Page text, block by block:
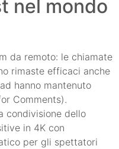
nel mondo
da remoto: le chiamate
rimaste efficaci anche
hanno mantenuto
Comments).
condivisione dello
in 4K con
per gli spettatori